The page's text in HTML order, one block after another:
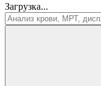
Загрузка...